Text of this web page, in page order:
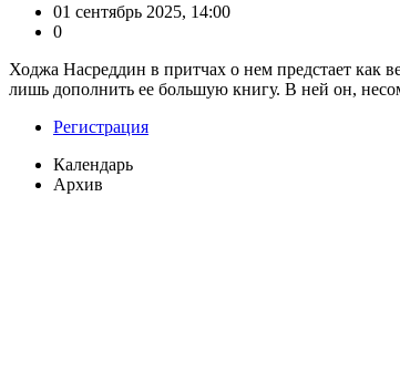
01 сентябрь 2025, 14:00
0
Ходжа Насреддин в притчах о нем предстает как
лишь дополнить ее большую книгу. В ней он,
Регистрация
Календарь
Архив